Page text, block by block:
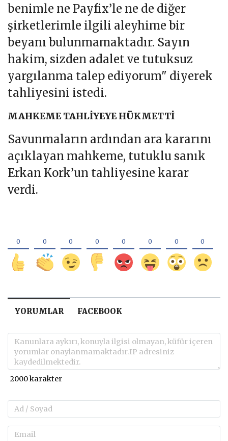
benimle ne Payfix’le ne de diğer
şirketlerimle ilgili aleyhime bir
beyanı bulunmamaktadır. Sayın
hakim, sizden adalet ve tutuksuz
yargılanma talep ediyorum" diyerek
tahliyesini istedi.
MAHKEME TAHLİYEYE HÜKMETTİ
Savunmaların ardından ara kararını
açıklayan mahkeme, tutuklu sanık
Erkan Kork’un tahliyesine karar
verdi.
YORUMLAR FACEBOOK